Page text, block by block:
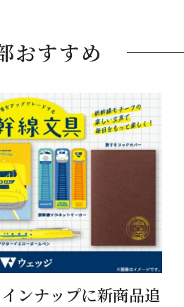
おすすめ
ンナップに新商品追